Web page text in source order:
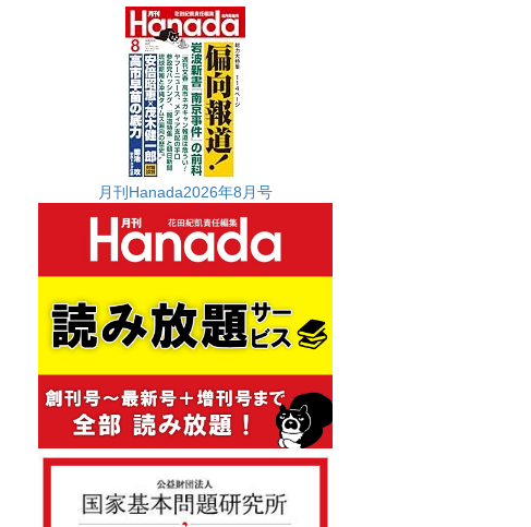
月刊Hanada2026年8月号